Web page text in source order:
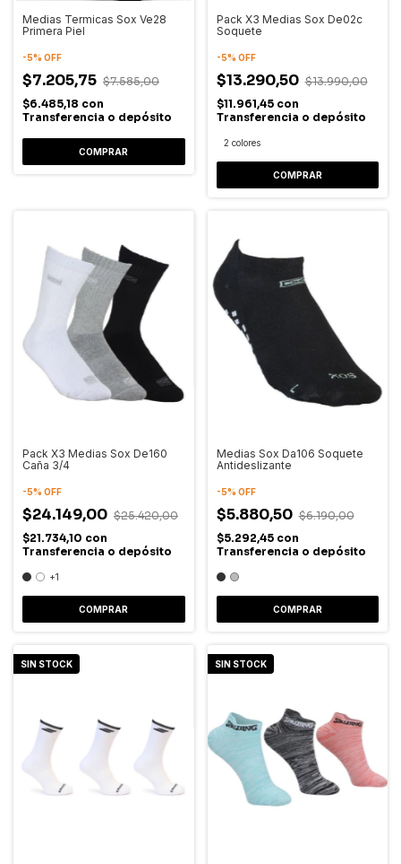
Medias Termicas Sox Ve28
Primera Piel
-5% OFF
$7.205,75 $7.585,00
$6.485,18 con
Transferencia o depósito
COMPRAR
Pack X3 Medias Sox De02c
Soquete
-5% OFF
$13.290,50 $13.990,00
$11.961,45 con
Transferencia o depósito
2 colores
COMPRAR
Pack X3 Medias Sox De160
Caña 3/4
-5% OFF
$24.149,00 $25.420,00
$21.734,10 con
Transferencia o depósito
+1
COMPRAR
Medias Sox Da106 Soquete
Antideslizante
-5% OFF
$5.880,50 $6.190,00
$5.292,45 con
Transferencia o depósito
COMPRAR
SIN STOCK SIN STOCK